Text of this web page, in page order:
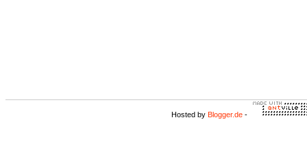
Hosted by Blogger.de -